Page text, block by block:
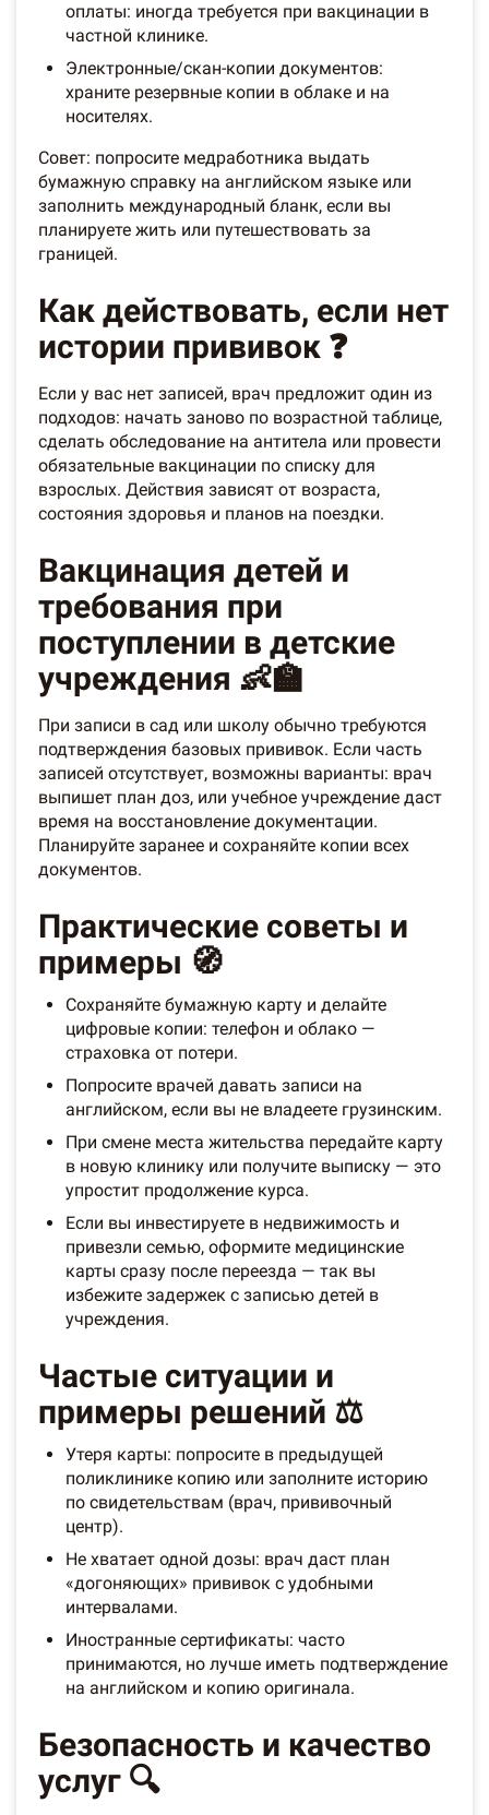
оплаты: иногда требуется при вакцинации в
частной клинике.
Электронные/скан-копии документов:
храните резервные копии в облаке и на
носителях.
Совет: попросите медработника выдать
бумажную справку на английском языке или
заполнить международный бланк, если вы
планируете жить или путешествовать за
границей.
Как действовать, если нет
истории прививок ❓
Если у вас нет записей, врач предложит один из
подходов: начать заново по возрастной таблице,
сделать обследование на антитела или провести
обязательные вакцинации по списку для
взрослых. Действия зависят от возраста,
состояния здоровья и планов на поездки.
Вакцинация детей и
требования при
поступлении в детские
учреждения 👶🏫
При записи в сад или школу обычно требуются
подтверждения базовых прививок. Если часть
записей отсутствует, возможны варианты: врач
выпишет план доз, или учебное учреждение даст
время на восстановление документации.
Планируйте заранее и сохраняйте копии всех
документов.
Практические советы и
примеры 🧭
Сохраняйте бумажную карту и делайте
цифровые копии: телефон и облако —
страховка от потери.
Попросите врачей давать записи на
английском, если вы не владеете грузинским.
При смене места жительства передайте карту
в новую клинику или получите выписку — это
упростит продолжение курса.
Если вы инвестируете в недвижимость и
привезли семью, оформите медицинские
карты сразу после переезда — так вы
избежите задержек с записью детей в
учреждения.
Частые ситуации и
примеры решений ⚖️
Утеря карты: попросите в предыдущей
поликлинике копию или заполните историю
по свидетельствам (врач, прививочный
центр).
Не хватает одной дозы: врач даст план
«догоняющих» прививок с удобными
интервалами.
Иностранные сертификаты: часто
принимаются, но лучше иметь подтверждение
на английском и копию оригинала.
Безопасность и качество
услуг 🔍